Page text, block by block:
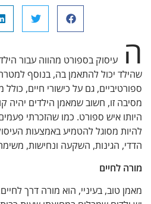
עיסוק בספורט מהווה עבור הילד זירת
יכול להתאמן בה, בנוסף למטרה
גם על כישורי חיים, כולל
זו, חשוב שמאמן הילדים יהיה קודם כל
איש ספורט. כמו שהזכרתי פעמים רבות
מסוגל להטמיע באמצעות העיסוק
הגינות, השקעה ונחישות, משימתיות,
לחיים
טוב, בעיניי, הוא מורה דרך לחיים.